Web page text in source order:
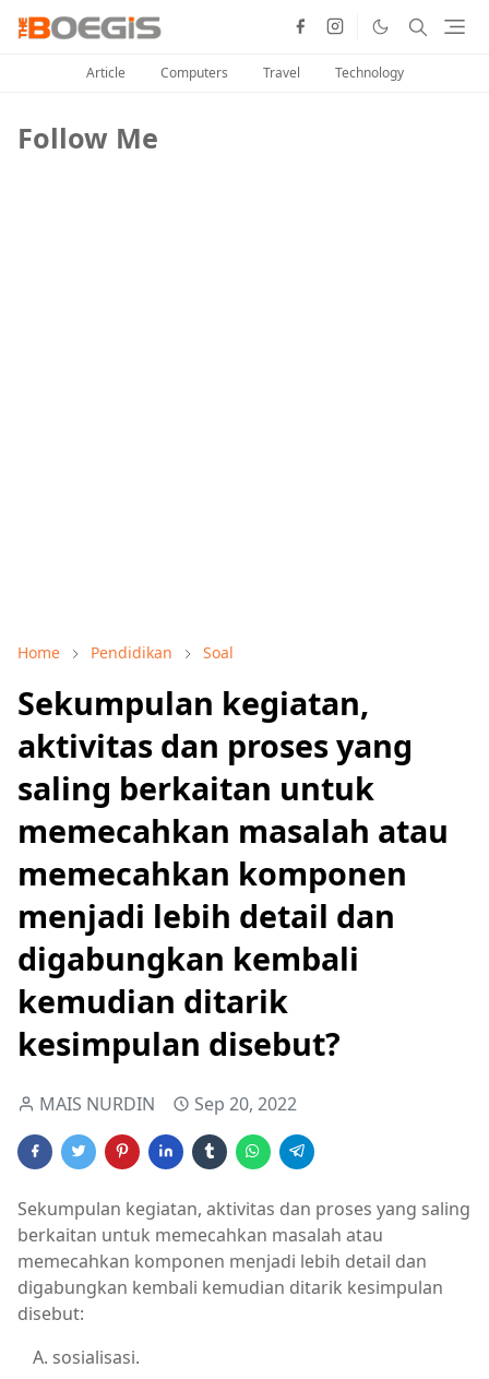
Article Computers Travel Technology
Follow Me
Home Pendidikan Soal
Sekumpulan kegiatan,
aktivitas dan proses yang
saling berkaitan untuk
memecahkan masalah atau
memecahkan komponen
menjadi lebih detail dan
digabungkan kembali
kemudian ditarik
kesimpulan disebut?
MAIS NURDIN Sep 20, 2022
Sekumpulan kegiatan, aktivitas dan proses yang saling
berkaitan untuk memecahkan masalah atau
memecahkan komponen menjadi lebih detail dan
digabungkan kembali kemudian ditarik kesimpulan
disebut:
sosialisasi.